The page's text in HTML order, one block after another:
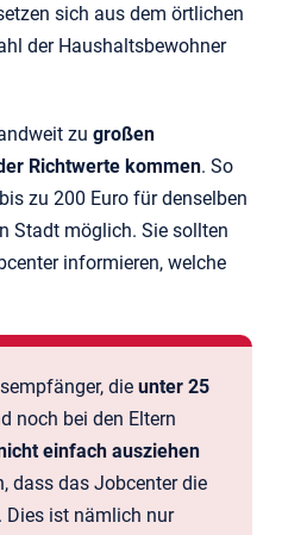
sich aus dem örtlichen
der Haushaltsbewohner
zu großen
Richtwerte kommen. So
zu 200 Euro für denselben
Stadt möglich. Sie sollten
informieren, welche
die unter 25
noch bei den Eltern
einfach ausziehen
dass das Jobcenter die
Dies ist nämlich nur